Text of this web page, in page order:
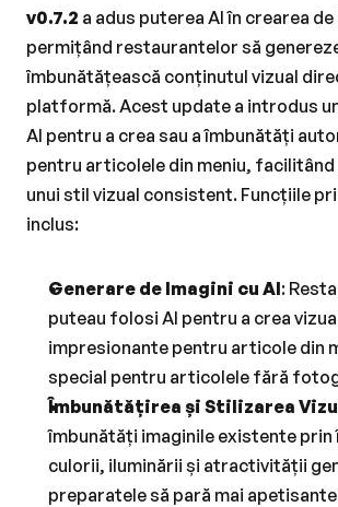
v0.7.2 a adus puterea AI în crearea
permițând restaurantelor să
îmbunătățească conținutul vizual
platformă. Acest update a introdus
AI pentru a crea sau a îmbunătăți
pentru articolele din meniu, facilitând
unui stil vizual consistent. Funcțiile
inclus:
Generare de Imagini cu AI:
puteau folosi AI pentru a crea
impresionante pentru articole din
special pentru articolele fără
Îmbunătățirea și Stilizarea
îmbunătăți imaginile existente
culorii, iluminării și atractivității
preparatele să pară mai